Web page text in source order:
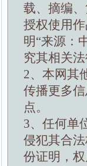
载、摘编
授权使用
明“来源：
究其相关法
2、本网其
传播更多
点。
3、任何单
侵犯其合
份证明，